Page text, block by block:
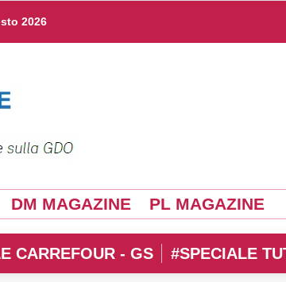
2026
DM MAGAZINE PL MAGAZINE
CARREFOUR - GS #SPECIALE